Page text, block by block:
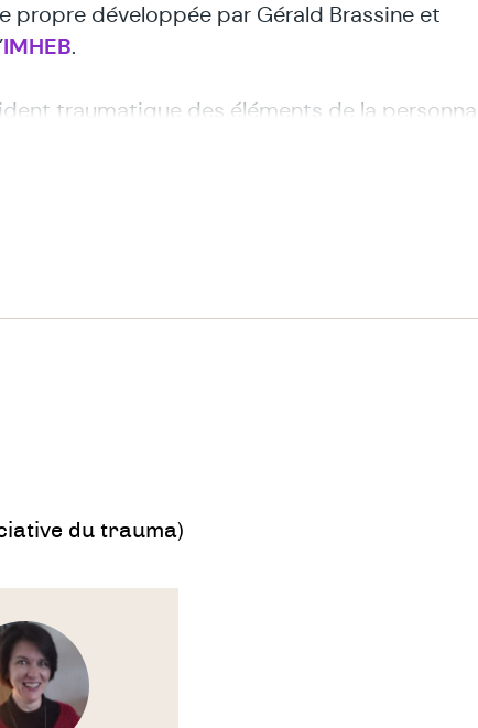
propre développée par Gérald Brassine et
IMHEB.
traumatique des éléments de la
». La PTR permet une ré-association
dissociation et autres symptômes post-
l'accouchement
intervention chirurgicale
du trauma)